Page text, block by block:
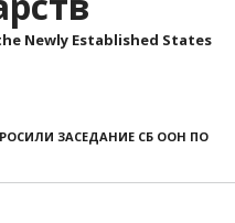
Newly Established States
ЗАСЕДАНИЕ СБ ООН ПО